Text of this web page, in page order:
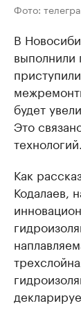
Фото:
В
выполнили
будет
Это
технологий.
Как
Кодалаев,